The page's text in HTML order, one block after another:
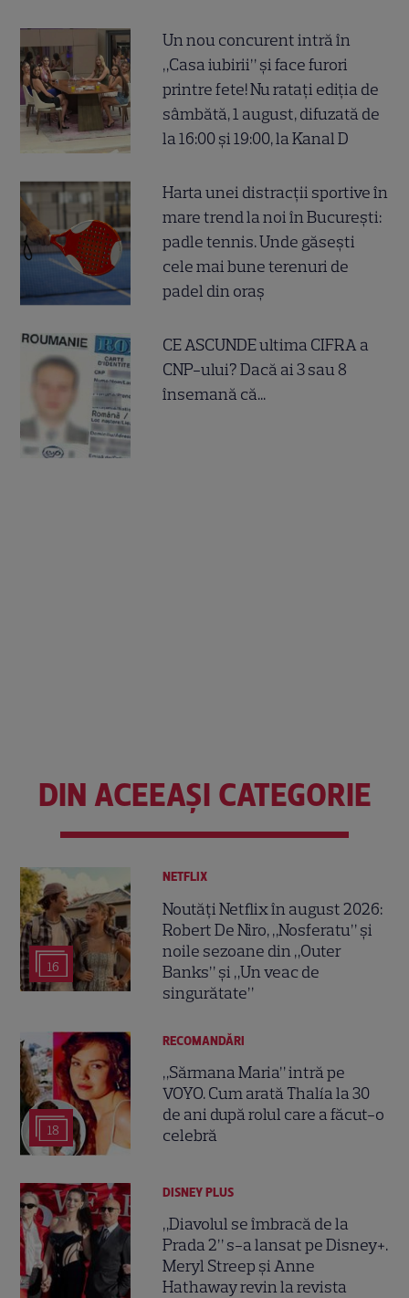
Un nou concurent intră în
„Casa iubirii” și face furori
printre fete! Nu ratați ediția de
sâmbătă, 1 august, difuzată de
la 16:00 și 19:00, la Kanal D
Harta unei distracții sportive în
mare trend la noi în București:
padle tennis. Unde găsești
cele mai bune terenuri de
padel din oraș
CE ASCUNDE ultima CIFRA a
CNP-ului? Dacă ai 3 sau 8
însemană că...
DIN ACEEAȘI CATEGORIE
16
NETFLIX
Noutăți Netflix în august 2026:
Robert De Niro, „Nosferatu” și
noile sezoane din „Outer
Banks” și „Un veac de
singurătate”
18
RECOMANDĂRI
„Sărmana Maria” intră pe
VOYO. Cum arată Thalía la 30
de ani după rolul care a făcut-o
celebră
DISNEY PLUS
„Diavolul se îmbracă de la
Prada 2” s-a lansat pe Disney+.
Meryl Streep și Anne
Hathaway revin la revista